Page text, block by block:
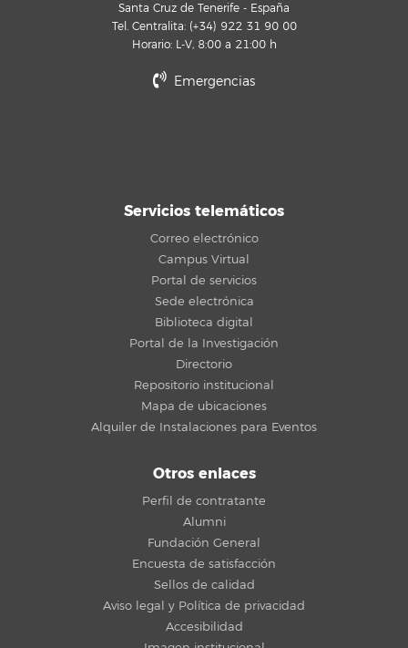
Santa Cruz de Tenerife - España
Tel. Centralita: (+34) 922 31 90 00
Horario: L-V, 8:00 a 21:00 h
Emergencias
Servicios telemáticos
Correo electrónico
Campus Virtual
Portal de servicios
Sede electrónica
Biblioteca digital
Portal de la Investigación
Directorio
Repositorio institucional
Mapa de ubicaciones
Alquiler de Instalaciones para Eventos
Otros enlaces
Perfil de contratante
Alumni
Fundación General
Encuesta de satisfacción
Sellos de calidad
Aviso legal y Política de privacidad
Accesibilidad